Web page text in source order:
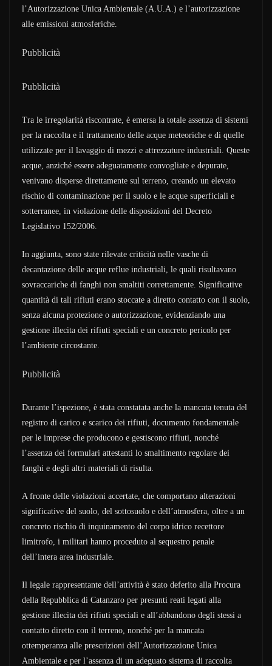
l’Autorizzazione Unica Ambientale (A.U.A.) e l’autorizzazione
alle emissioni atmosferiche.
Pubblicità
Pubblicità
Tra le irregolarità riscontrate, è emersa la totale assenza di sistemi
per la raccolta e il trattamento delle acque meteoriche e di quelle
utilizzate per il lavaggio di mezzi e attrezzature industriali. Queste
acque, anziché essere adeguatamente convogliate e depurate,
venivano disperse direttamente sul terreno, creando un elevato
rischio di contaminazione per il suolo e le acque superficiali e
sotterranee, in violazione delle disposizioni del Decreto
Legislativo 152/2006.
In aggiunta, sono state rilevate criticità nelle vasche di
decantazione delle acque reflue industriali, le quali risultavano
sovraccariche di fanghi non smaltiti correttamente. Significative
quantità di tali rifiuti erano stoccate a diretto contatto con il suolo,
senza alcuna protezione o autorizzazione, evidenziando una
gestione illecita dei rifiuti speciali e un concreto pericolo per
l’ambiente circostante.
Pubblicità
Durante l’ispezione, è stata constatata anche la mancata tenuta del
registro di carico e scarico dei rifiuti, documento fondamentale
per le imprese che producono e gestiscono rifiuti, nonché
l’assenza dei formulari attestanti lo smaltimento regolare dei
fanghi e degli altri materiali di risulta.
A fronte delle violazioni accertate, che comportano alterazioni
significative del suolo, del sottosuolo e dell’atmosfera, oltre a un
concreto rischio di inquinamento del corpo idrico recettore
limitrofo, i militari hanno proceduto al sequestro penale
dell’intera area industriale.
Il legale rappresentante dell’attività è stato deferito alla Procura
della Repubblica di Catanzaro per presunti reati legati alla
gestione illecita dei rifiuti speciali e all’abbandono degli stessi a
contatto diretto con il terreno, nonché per la mancata
ottemperanza alle prescrizioni dell’Autorizzazione Unica
Ambientale e per l’assenza di un adeguato sistema di raccolta